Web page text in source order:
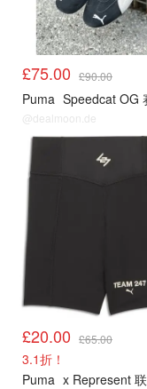
£75.00 £90.00
Puma Speedcat OG
@dealmoon.de
£20.00 £65.00
3.1折！
Puma x Represent